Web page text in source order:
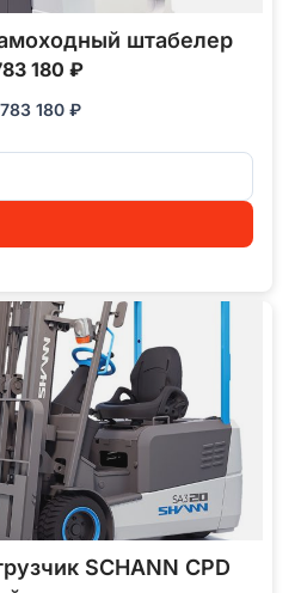
штабелер
180 ₽
783 180 ₽
SCHANN CPD